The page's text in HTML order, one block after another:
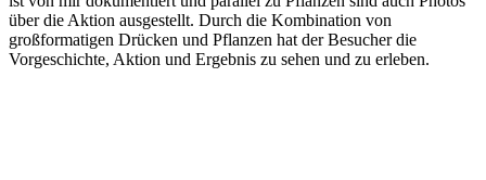
über die Aktion ausgestellt. Durch die Kombination von
großformatigen Drücken und Pflanzen hat der Besucher die
Vorgeschichte, Aktion und Ergebnis zu sehen und zu erleben.